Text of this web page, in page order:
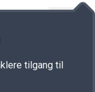
tilgang til